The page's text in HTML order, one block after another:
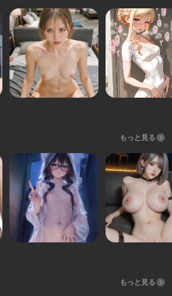
もっと見る
もっと見る